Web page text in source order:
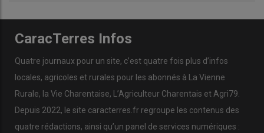
CaracTerres Infos
Quatre journaux pour un site, c’est quatre fois plus d’infos
locales, agricoles et rurales pour les abonnés à La Vienne
Rurale, la Vie Charentaise, L’Agriculteur Charentais et Agri79.
Depuis 2022, le site caracterres.fr regroupe les contenus des
quatre rédactions, ainsi qu’un panel de services numériques :